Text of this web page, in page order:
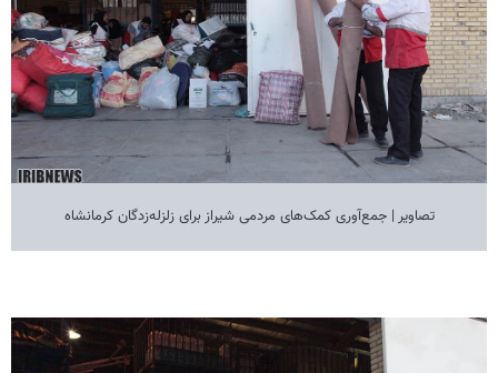
تصاویر | جمع‌آوری کمک‌های مردمی شیراز برای زلزله‌زدگان کرمانشاه